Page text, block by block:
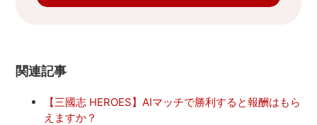
関連記事
【三國志 HEROES】AIマッチで勝利すると報酬はもら
えますか？